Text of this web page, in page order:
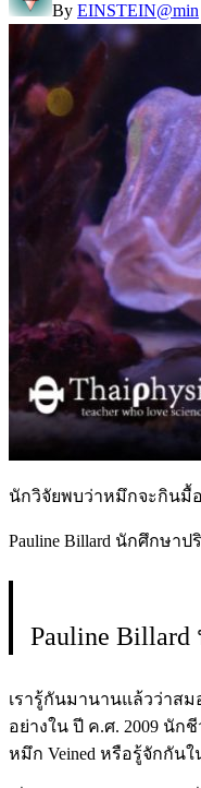
By EINSTEIN@min
นักวิจัยพบว่าหมึกจะกินมื้
Pauline Billard นักศึกษ
Pauline
เรารู้กันมานานแล้วว่าส
อย่างใน ปี ค.ศ. 2009 นักชี
หมึก Veined หรือรู้จักกันใ